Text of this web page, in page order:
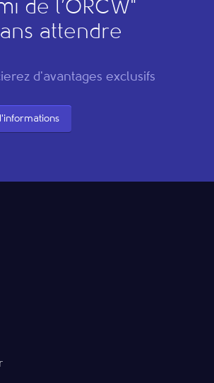
de l’ORCW"
attendre
d'avantages exclusifs